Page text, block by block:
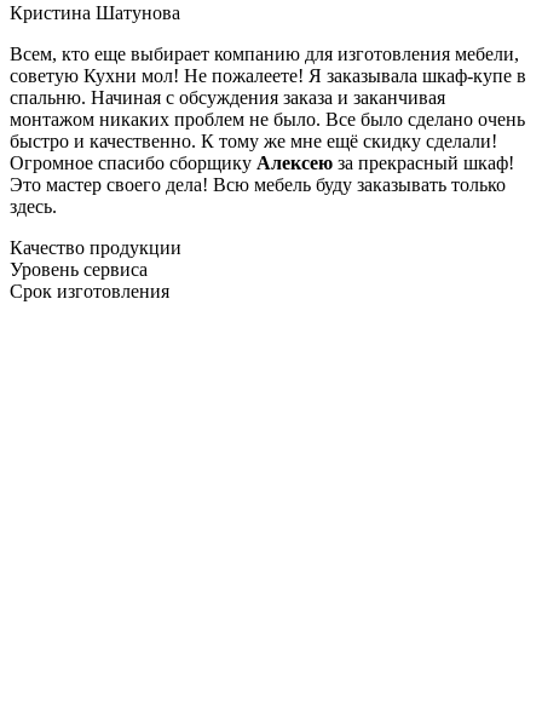
Кристина Шатунова
Всем, кто еще выбирает компанию для изготовления мебели,
советую Кухни мол! Не пожалеете! Я заказывала шкаф-купе в
спальню. Начиная с обсуждения заказа и заканчивая
монтажом никаких проблем не было. Все было сделано очень
быстро и качественно. К тому же мне ещё скидку сделали!
Огромное спасибо сборщику Алексею за прекрасный шкаф!
Это мастер своего дела! Всю мебель буду заказывать только
здесь.
Качество продукции
Уровень сервиса
Срок изготовления